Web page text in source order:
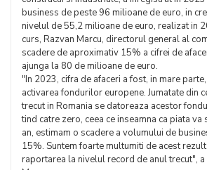
business de peste 96 milioane de euro, in
nivelul de 55,2 milioane de euro, realizat in
curs, Razvan Marcu, directorul general al
scadere de aproximativ 15% a cifrei de
ajunga la 80 de milioane de euro.
"In 2023, cifra de afaceri a fost, in mare
activarea fondurilor europene. Jumatate din
trecut in Romania se datoreaza acestor
tind catre zero, ceea ce inseamna ca piata va
an, estimam o scadere a volumului de
15%. Suntem foarte multumiti de acest
raportarea la nivelul record de anul trecut",